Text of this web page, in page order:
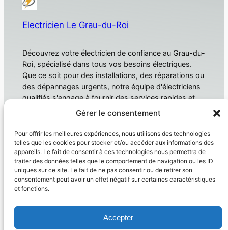
Gérer le consentement
Pour offrir les meilleures expériences, nous utilisons des technologies
telles que les cookies pour stocker et/ou accéder aux informations des
appareils. Le fait de consentir à ces technologies nous permettra de
traiter des données telles que le comportement de navigation ou les ID
uniques sur ce site. Le fait de ne pas consentir ou de retirer son
consentement peut avoir un effet négatif sur certaines caractéristiques
et fonctions.
Accepter
Electricien Le Grau-du-Roi
Découvrez votre électricien de confiance au Grau-du-
Roi, spécialisé dans tous vos besoins électriques.
Que ce soit pour des installations, des réparations ou
des dépannages urgents, notre équipe d'électriciens
qualifiés s'engage à fournir des services rapides et
fiables. Électricien Le Grau-du-Roi
À propos
Domotique
Électricien
Produit
Confidentialité
Politique de confidentialité
Conditions générales
Nous contacter
Réseaux sociaux